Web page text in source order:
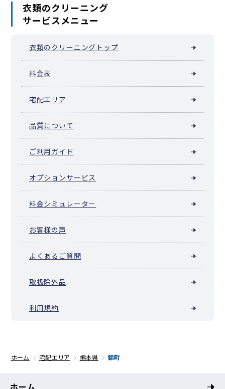
衣類のクリーニング
サービスメニュー
衣類のクリーニングトップ
料金表
宅配エリア
品質について
ご利用ガイド
オプションサービス
料金シミュレーター
お客様の声
よくあるご質問
取扱除外品
利用規約
ホーム 宅配エリア 熊本県 錦町
ホーム